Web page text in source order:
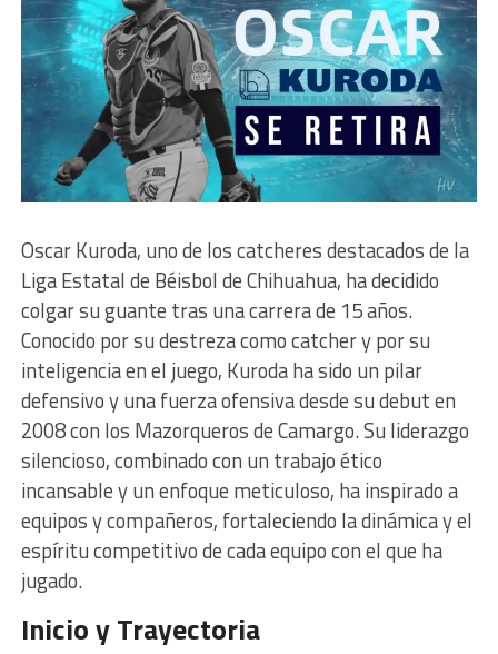
Oscar Kuroda, uno de los catcheres destacados de la
Liga Estatal de Béisbol de Chihuahua, ha decidido
colgar su guante tras una carrera de 15 años.
Conocido por su destreza como catcher y por su
inteligencia en el juego, Kuroda ha sido un pilar
defensivo y una fuerza ofensiva desde su debut en
2008 con los Mazorqueros de Camargo. Su liderazgo
silencioso, combinado con un trabajo ético
incansable y un enfoque meticuloso, ha inspirado a
equipos y compañeros, fortaleciendo la dinámica y el
espíritu competitivo de cada equipo con el que ha
jugado.
Inicio y Trayectoria